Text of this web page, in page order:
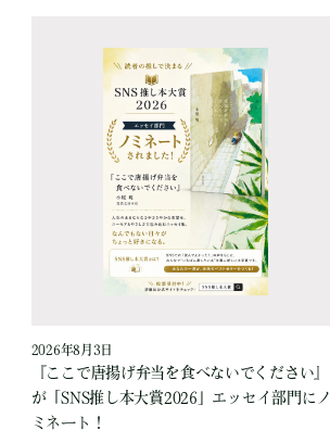
2026年8月3日
『ここで唐揚げ弁当を食べないでください』
が「SNS推し本大賞2026」エッセイ部門にノ
ミネート！